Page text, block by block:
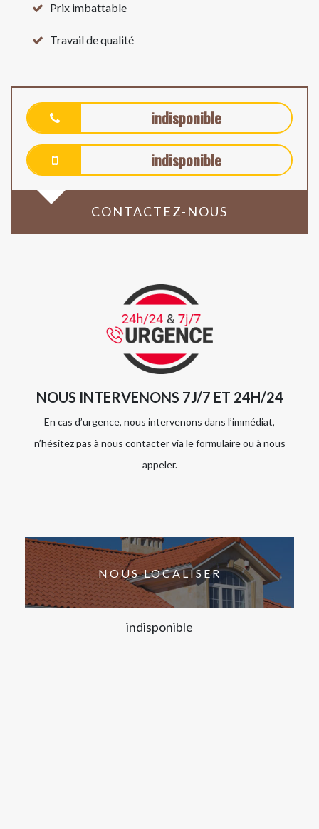
Prix imbattable
Travail de qualité
indisponible
indisponible
CONTACTEZ-NOUS
NOUS INTERVENONS 7J/7 ET 24H/24
En cas d’urgence, nous intervenons dans l’immédiat,
n’hésitez pas à nous contacter via le formulaire ou à nous
appeler.
NOUS LOCALISER
indisponible